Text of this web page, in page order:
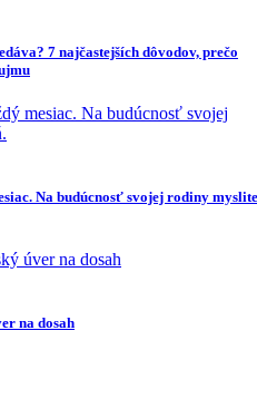
7 najčastejších dôvodov, prečo
Na budúcnosť svojej rodiny myslite
na dosah